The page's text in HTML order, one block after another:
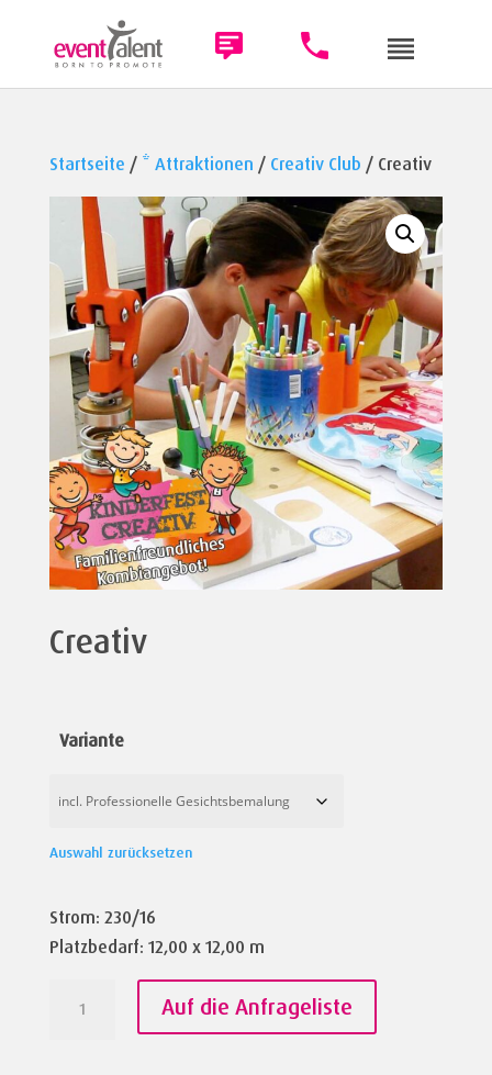
Startseite / * Attraktionen / Creativ Club / Creativ
Creativ
Variante
Auswahl zurücksetzen
Strom: 230/16
Platzbedarf: 12,00 x 12,00 m
Auf die Anfrageliste